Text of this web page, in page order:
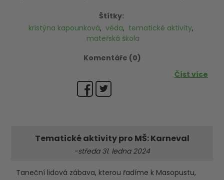
Štítky:
kristýna kapounková, věda, tematické aktivity,
mateřská škola
Komentáře (0)
Číst více
Tematické aktivity pro MŠ: Karneval
-středa 31. ledna 2024
Taneční lidová zábava, kterou řadíme k Masopustu,